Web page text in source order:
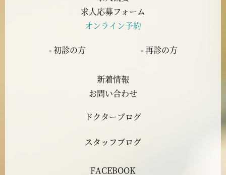
2023年7月
2023年4月
2023年3月
2023年2月
求人応募フォーム
オンライン予約
- 初診の方 - 再診の方
新着情報
お問い合わせ
ドクターブログ
スタッフブログ
FACEBOOK